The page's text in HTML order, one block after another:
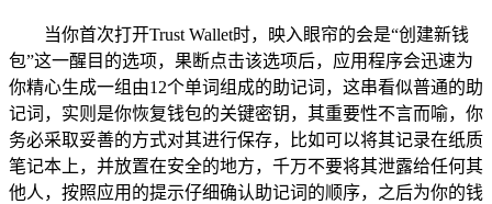
当你首次打开Trust Wallet时，映入眼帘的会是“创建新钱
包”这一醒目的选项，果断点击该选项后，应用程序会迅速为
你精心生成一组由12个单词组成的助记词，这串看似普通的助
记词，实则是你恢复钱包的关键密钥，其重要性不言而喻，你
务必采取妥善的方式对其进行保存，比如可以将其记录在纸质
笔记本上，并放置在安全的地方，千万不要将其泄露给任何其
他人，按照应用的提示仔细确认助记词的顺序，之后为你的钱